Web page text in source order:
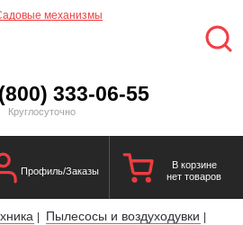
333-06-55
Круглосуточно
Профиль/Заказы
В корзине
нет товаров
| Пылесосы и воздуходувки |